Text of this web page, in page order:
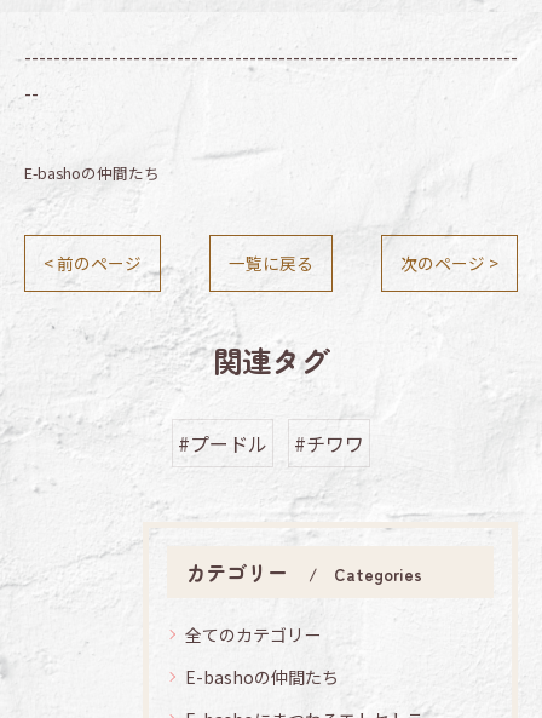
--------------------------------------------------------------------
--
E-bashoの仲間たち
< 前のページ 一覧に戻る 次のページ >
関連タグ
#プードル #チワワ
カテゴリー Categories
全てのカテゴリー
E-bashoの仲間たち